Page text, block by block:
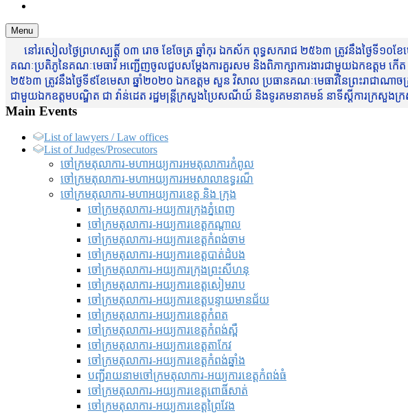
Menu
នៅរសៀលថ្ងៃព្រហស្បត្តិ៍ ០៣ រោច ខែចែត្រ ឆ្នាំកុរ ឯកស័ក ពុទ្ធសករាជ ២៥៦៣ ត្រូវនឹងថ្ងៃទី១០ខ
គណៈប្រតិភូនៃគណៈមេធាវី អញ្ជើញចូលជួបសម្តែងការគួរសម និងពិភាក្សាការងារជាមួយឯកឧត្តម កើ
២៥៦៣ ត្រូវនឹងថ្ងៃទី៩ខែមេសា ឆ្នាំ២០២០ ឯកឧត្តម សួន វិសាល ប្រធានគណៈមេធាវីនៃព្រះរាជាណា
ជាមួយឯកឧត្តមបណ្ឌិត ជា វ៉ាន់ដេត រដ្ឋមន្រ្តីក្រសួងប្រៃសណីយ៍ និងទូរគមនាគមន៍ នាទីស្តីការក្រសួ
Main Events
List of lawyers / Law offices
List of Judges/Prosecutors
ចៅក្រមតុលាការ-មហាអយ្យការអមតុលាការកំពូល
ចៅក្រមតុលាការ-មហាអយ្យការអមសាលាឧទ្ធរណ៏
ចៅក្រមតុលាការ-មហាអយ្យការខេត្ត និង ក្រុង
ចៅក្រមតុលាការ-អយ្យការក្រុងភ្នំពេញ
ចៅក្រមតុលាការ-អយ្យការខេត្តកណ្តាល
ចៅក្រមតុលាការ-អយ្យការខេត្តកំពង់ចាម
ចៅក្រមតុលាការ-អយ្យការខេត្តបាត់ដំបង
ចៅក្រមតុលាការ-អយ្យការ​ក្រុងព្រះសីហនុ
ចៅក្រមតុលាការ-អយ្យការខេត្តសៀមរាប
ចៅក្រមតុលាការ-អយ្យការខេត្តបន្ទាយមានជ័យ
ចៅក្រមតុលាការ-អយ្យការខេត្តកំពត
ចៅក្រមតុលាការ-អយ្យការខេត្តកំពង់ស្ពឺ
ចៅក្រមតុលាការ-អយ្យការខេត្តតាកែវ
ចៅក្រមតុលាការ-អយ្យការខេត្តកំពង់ឆ្នាំង
បញ្ជីរាយនាមចៅក្រមតុលាការ-អយ្យការខេត្តកំពង់ធំ
ចៅក្រមតុលាការ-អយ្យការខេត្តពោធិ៍សាត់
ចៅក្រមតុលាការ-អយ្យការខេត្តព្រៃវែង